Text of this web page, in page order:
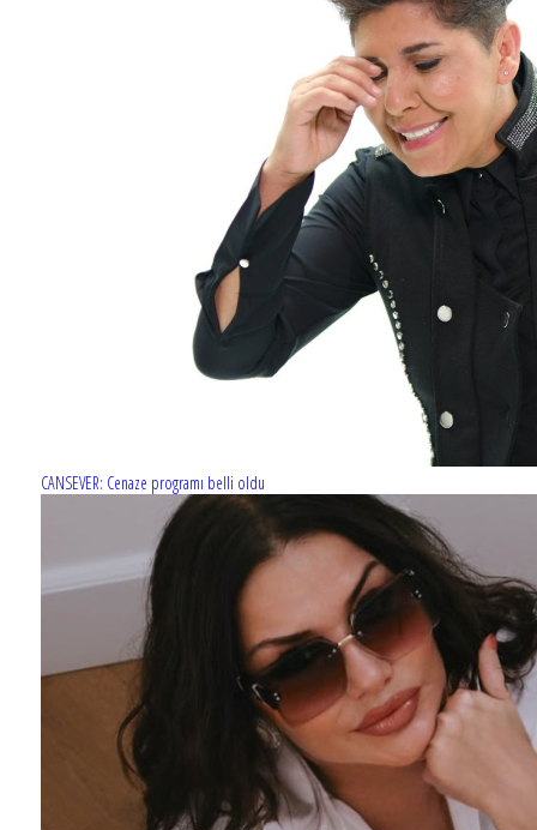
“ÖMÜR USTA”DAN İLK TANITIM YAYINLANDI
CANSEVER: Cenaze programı belli oldu